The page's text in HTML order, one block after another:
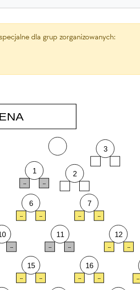
dla grup zorganizowanych:
6 7
11 12
15 16
2
1
3
-- --
-- -- -- --
-- -- -- -- --
-- -- -- -- --